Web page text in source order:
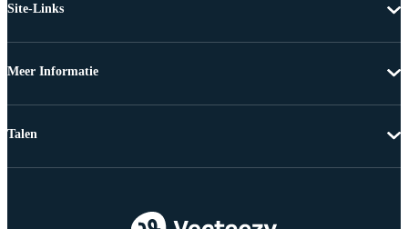
Site-Links
Meer Informatie
Talen